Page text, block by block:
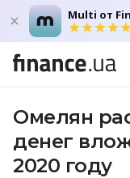
Multi от
Омелян
денег
2020 году